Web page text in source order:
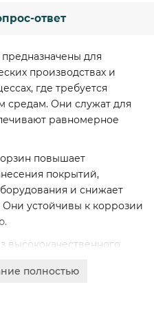
ответ
для
производствах и
где требуется
средам. Они служат для
равномерное
повышает
покрытий,
и снижает
Они устойчивы к коррозии
высококачественного
в работе даже
полностью